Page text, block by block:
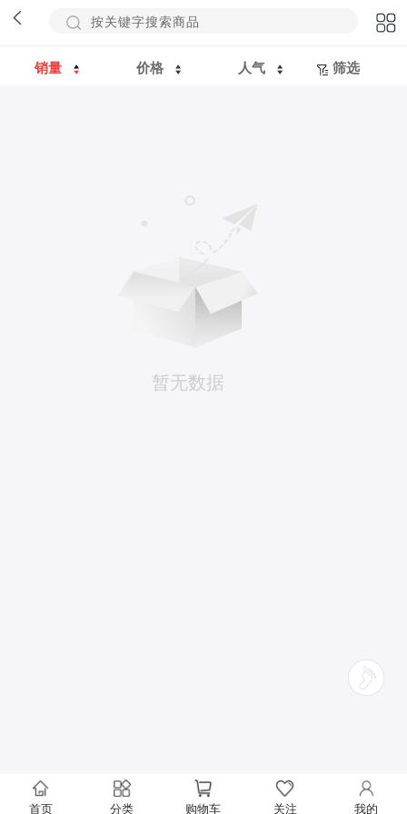
销量 价格 人气 筛选
暂无数据
首页 分类 购物车 关注 我的